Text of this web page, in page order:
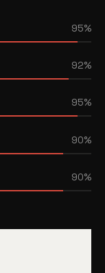
95%
92%
95%
90%
90%